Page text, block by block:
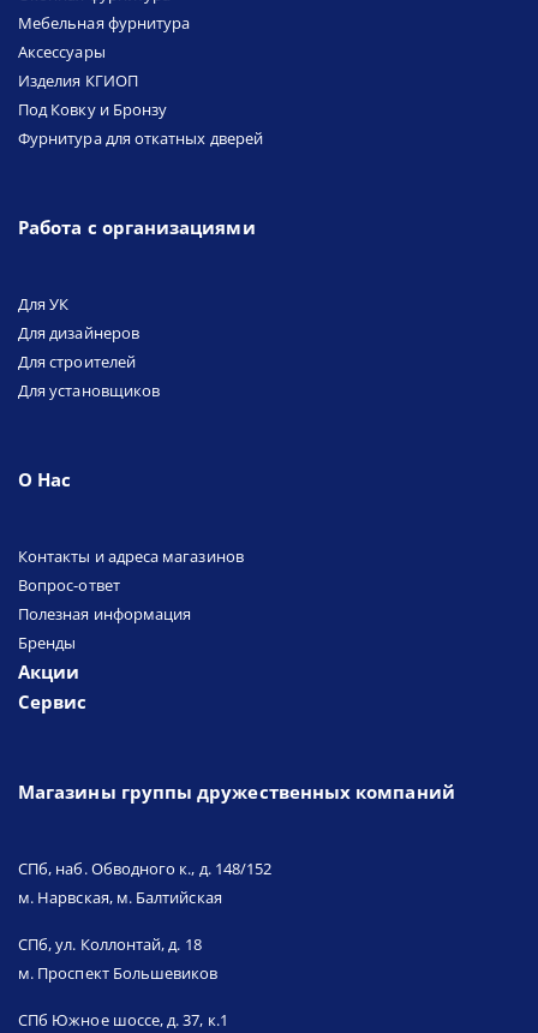
Мебельная фурнитура
Аксессуары
Изделия КГИОП
Под Ковку и Бронзу
Фурнитура для откатных дверей
Работа с организациями
Для УК
Для дизайнеров
Для строителей
Для установщиков
О Нас
Контакты и адреса магазинов
Вопрос-ответ
Полезная информация
Бренды
Акции
Сервис
Магазины группы дружественных компаний
СПб, наб. Обводного к., д. 148/152
м. Нарвская, м. Балтийская
СПб, ул. Коллонтай, д. 18
м. Проспект Большевиков
СПб Южное шоссе, д. 37, к.1